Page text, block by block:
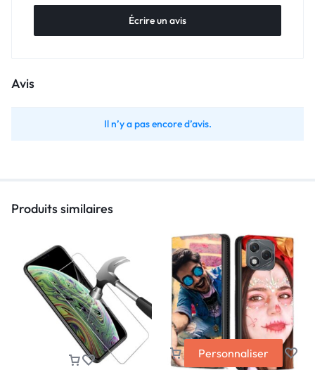
Écrire un avis
Avis
Il n’y a pas encore d’avis.
Produits similaires
Personnaliser